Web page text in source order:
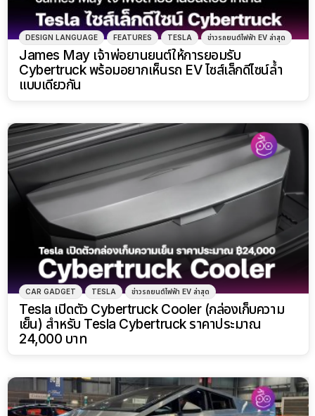
DESIGN LANGUAGE FEATURES TESLA ข่าวรถยนต์ไฟฟ้า EV ล่าสุด
James May เจ้าพ่อยานยนต์ให้การยอมรับ
Cybertruck พร้อมอยากเห็นรถ EV ไซส์เล็กดีไซน์ล้ำ
แบบเดียวกัน
CAR GADGET TESLA ข่าวรถยนต์ไฟฟ้า EV ล่าสุด
Tesla เปิดตัว Cybertruck Cooler (กล่องเก็บความ
เย็น) สำหรับ Tesla Cybertruck ราคาประมาณ
24,000 บาท